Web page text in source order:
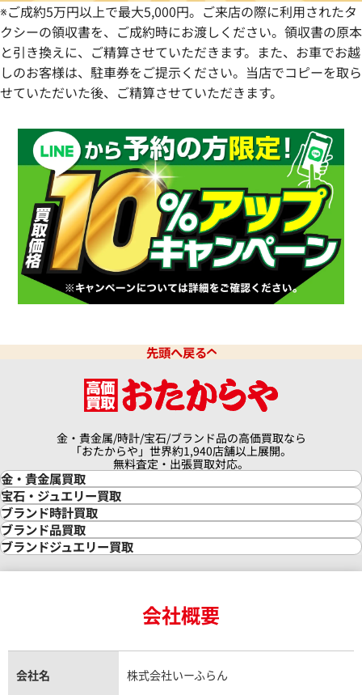
※ご成約5万円以上で最大5,000円。ご来店の際に利用されたタ
クシーの領収書を、ご成約時にお渡しください。領収書の原本
と引き換えに、ご精算させていただきます。また、お車でお越
しのお客様は、駐車券をご提示ください。当店でコピーを取ら
せていただいた後、ご精算させていただきます。
先頭へ戻る
金・貴金属/時計/宝石/ブランド品の高価買取なら
「おたからや」世界約1,940店舗以上展開。
無料査定・出張買取対応。
金・貴金属買取
金買取
金の相場価格情報
金の参考買取価格一覧
インゴット買取
インゴットの相場価格情報
24金買取
金貨買取
貴金属買取
宝石・ジュエリー買取
宝石・ジュエリー買取
ダイヤモンド買取
ダイヤモンド・宝石の参考価格一覧
リング・結婚指輪買取
エメラルド買取
トパーズ買取
タンザナイト買取
ブランド時計買取
時計買取
ロレックス買取
ロレックス デイトナ買取
ロレックス サブマリーナー買取
ロレックス エクスプローラー買取
ロレックス デイトジャスト買取
パテック フィリップノーチラス買取
ブランド品買取
ブランド買取
シャネル マトラッセ買取
ブランドジュエリー買取
ヴァンクリーフ＆アーペル買取
ショーメ買取
会社概要
会社名 株式会社いーふらん